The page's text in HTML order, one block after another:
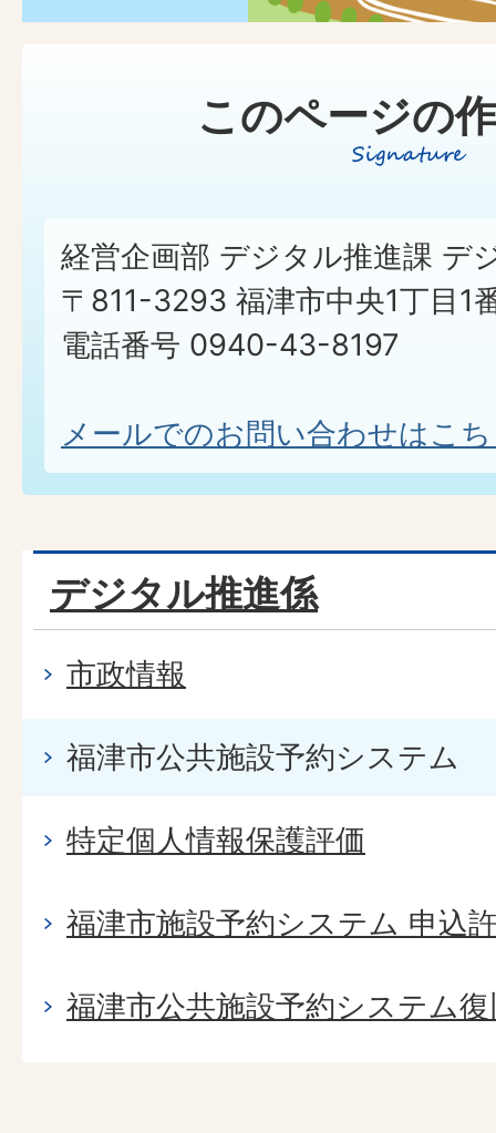
このページの
経営企画部 デジタル推進課 デ
〒811-3293 福津市中央1丁目1
電話番号 0940-43-8197​​​​​​​
メールでのお問い合わせはこ
デジタル推進係
市政情報
福津市公共施設予約システム
特定個人情報保護評価
福津市施設予約システム 申込
福津市公共施設予約システム